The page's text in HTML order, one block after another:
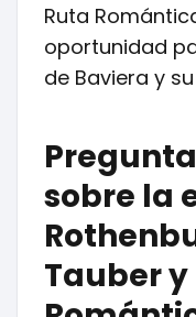
Ruta
oportunidad
de Baviera y
sobre la
Tauber